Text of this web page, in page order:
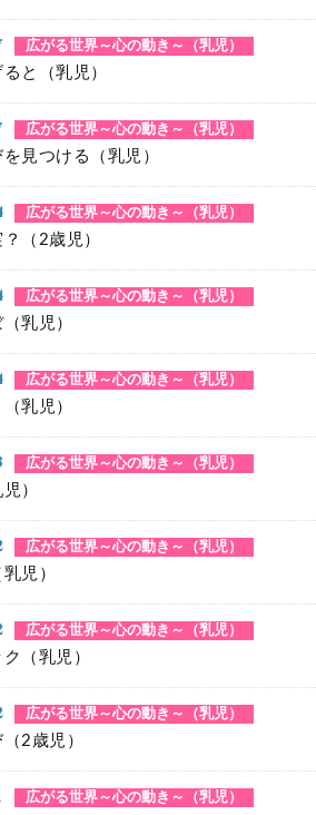
広がる世界～心の動き～（乳児）
と（乳児）
広がる世界～心の動き～（乳児）
見つける（乳児）
広がる世界～心の動き～（乳児）
（2歳児）
広がる世界～心の動き～（乳児）
乳児）
広がる世界～心の動き～（乳児）
乳児）
広がる世界～心の動き～（乳児）
）
広がる世界～心の動き～（乳児）
児）
広がる世界～心の動き～（乳児）
（乳児）
広がる世界～心の動き～（乳児）
2歳児）
広がる世界～心の動き～（乳児）